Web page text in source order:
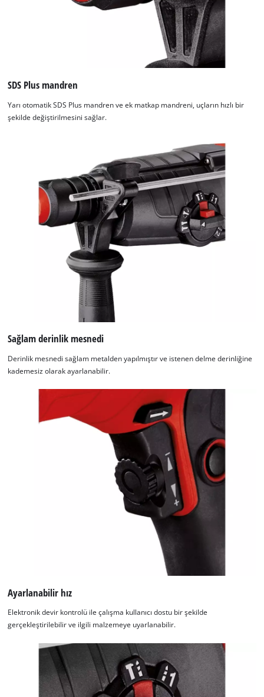
SDS Plus mandren
Yarı otomatik SDS Plus mandren ve ek matkap mandreni, uçların hızlı bir
şekilde değiştirilmesini sağlar.
Sağlam derinlik mesnedi
Derinlik mesnedi sağlam metalden yapılmıştır ve istenen delme derinliğine
kademesiz olarak ayarlanabilir.
Ayarlanabilir hız
Elektronik devir kontrolü ile çalışma kullanıcı dostu bir şekilde
gerçekleştirilebilir ve ilgili malzemeye uyarlanabilir.